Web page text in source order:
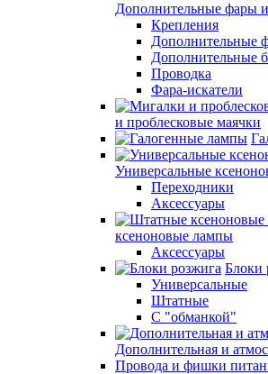
Дополнительные фары
Крепления
Дополнительные
Дополнительные
Проводка
Фара-искатели
и проблесковые маячки
Универсальные
Переходники
Аксессуары
ксеноновые лампы
Аксессуары
Блоки
Универсальные
Штатные
С "обманкой"
Дополнительная и
Провода и фишки